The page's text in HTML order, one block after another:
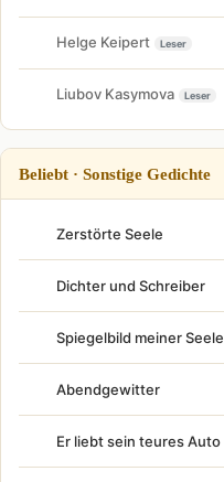
Helge Keipert Leser
Liubov Kasymova Leser
Beliebt · Sonstige Gedichte
Zerstörte Seele
Dichter und Schreiber
Spiegelbild meiner Seele
Abendgewitter
Er liebt sein teures Auto